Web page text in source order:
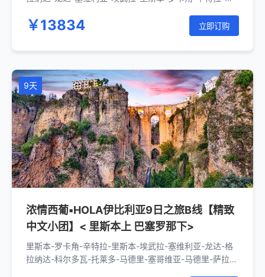
￥13834 立即订购
9天
浓情西葡▪HOLA伊比利亚9日之旅B线【精致
中文小团】< 里斯本上 巴塞罗那下>
里斯本-罗卡角-辛特拉-里斯本-埃武拉-塞维利亚-龙达-格
拉纳达-科尔多瓦-托莱多-马德里-塞哥维亚-马德里-萨拉戈